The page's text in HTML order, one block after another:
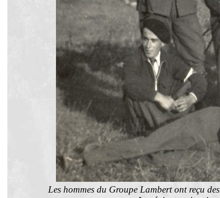
Les hommes du Groupe Lambert ont reçu